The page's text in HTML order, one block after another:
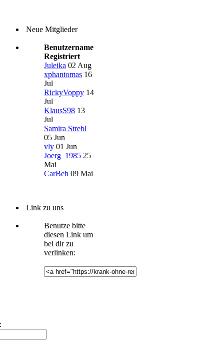
Neue Mitglieder
Benutzername
Registriert
Juleika 02 Aug
xphantomas 16
Jul
RickyVoppy 14
Jul
KlausS98 13
Jul
Samira Strebl
05 Jun
vly 01 Jun
Joerg_1985 25
Mai
CarBeh 09 Mai
Link zu uns
Benutze bitte
diesen Link um
bei dir zu
verlinken: